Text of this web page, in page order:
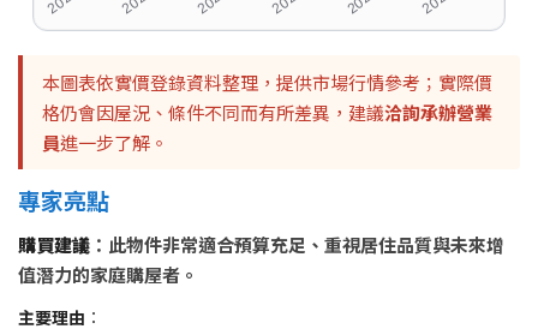
本圖表依實價登錄資料整理，提供市場行情參考；實際價
格仍會因屋況、條件不同而有所差異，建議洽詢承辦營業
員進一步了解。
專家亮點
購買建議 ：此物件非常適合預算充足、重視居住品質與未來增
值潛力的家庭購屋者。
主要理由 ：